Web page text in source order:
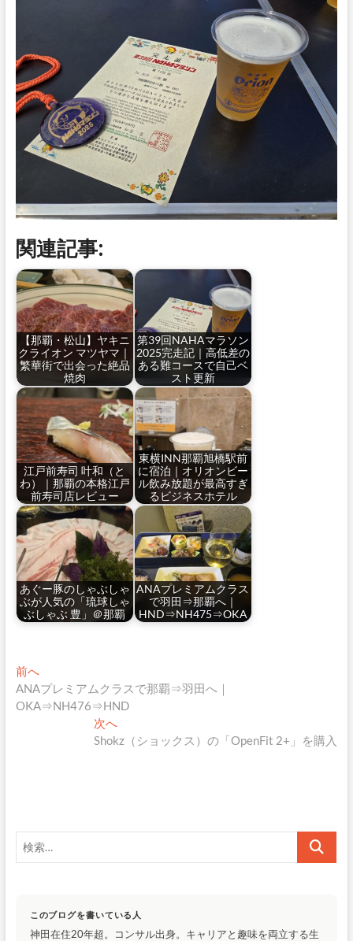
関連記事:
【那覇・松山】ヤキニ
クライオン マツヤマ｜
繁華街で出会った絶品
焼肉
第39回NAHAマラソン
2025完走記｜高低差の
ある難コースで自己ベ
スト更新
江戸前寿司 叶和（と
わ）｜那覇の本格江戸
前寿司店レビュー
東横INN那覇旭橋駅前
に宿泊｜オリオンビー
ル飲み放題が最高すぎ
るビジネスホテル
あぐー豚のしゃぶしゃ
ぶが人気の「琉球しゃ
ぶしゃぶ 豊」＠那覇
ANAプレミアムクラス
で羽田⇒那覇へ｜
HND⇒NH475⇒OKA
投
稿
シ
ョ
前へ
去
の
ANAプレミアムクラスで那覇⇒羽田へ｜
OKA⇒NH476⇒HND
次へ
の
Shokz（ショックス）の「OpenFit 2+」を購入
このブログを書いている人
神田在住20年超。コンサル出身。キャリアと趣味を両立する生